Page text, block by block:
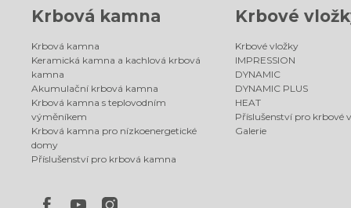
Krbová kamna
Krbová kamna
Keramická kamna a kachlová krbová
kamna
Akumulační krbová kamna
Krbová kamna s teplovodním
výměníkem
Krbová kamna pro nízkoenergetické
domy
Příslušenství pro krbová kamna
Krbové
Krbové vložky
IMPRESSION
DYNAMIC
DYNAMIC PLUS
HEAT
Příslušenství pro krbové
Galerie